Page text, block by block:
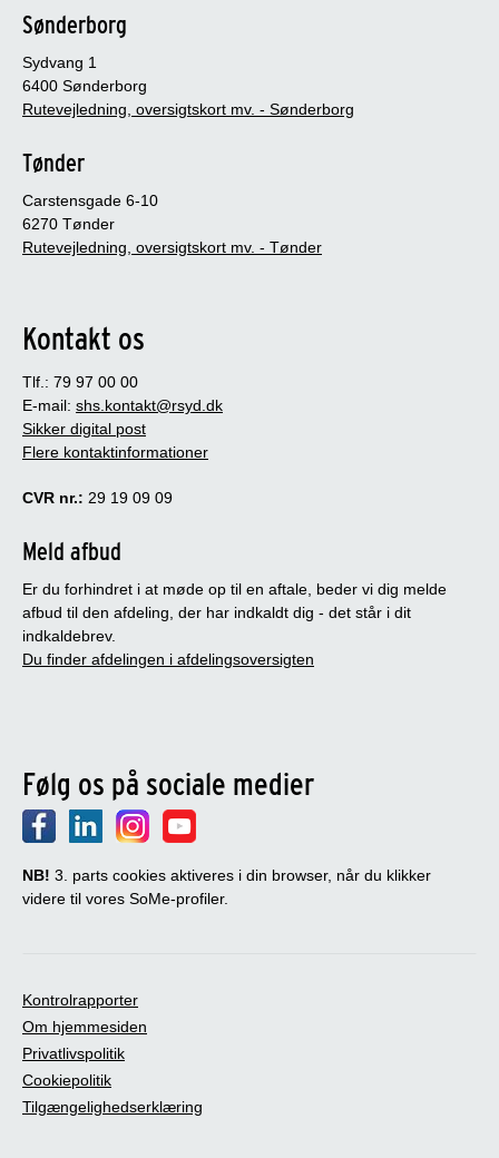
Sønderborg
Sydvang 1
6400 Sønderborg
Rutevejledning, oversigtskort mv. - Sønderborg
Tønder
Carstensgade 6-10
6270 Tønder
Rutevejledning, oversigtskort mv. - Tønder
Kontakt os
Tlf.: 79 97 00 00
E-mail: shs.kontakt@rsyd.dk
Sikker digital post
Flere kontaktinformationer
CVR nr.: 29 19 09 09
Meld afbud
Er du forhindret i at møde op til en aftale, beder vi dig melde
afbud til den afdeling, der har indkaldt dig - det står i dit
indkaldebrev.
Du finder afdelingen i afdelingsoversigten
Følg os på sociale medier
NB! 3. parts cookies aktiveres i din browser, når du klikker
videre til vores SoMe-profiler.
Kontrolrapporter
Om hjemmesiden
Privatlivspolitik
Cookiepolitik
Tilgængelighedserklæring